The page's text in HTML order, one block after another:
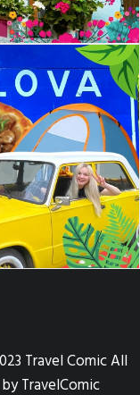
Comic All
by TravelComic